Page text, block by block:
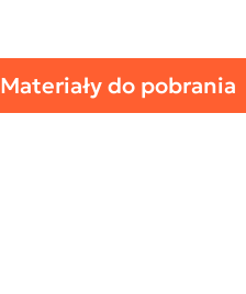
Materiały do pobrania